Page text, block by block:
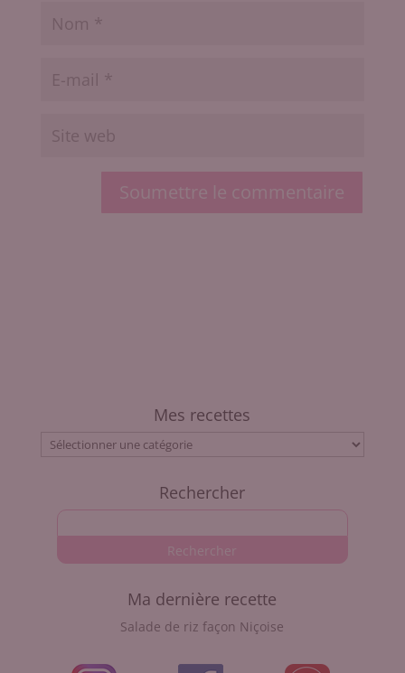
Soumettre le commentaire
Mes recettes
Mes
Rechercher
Ma dernière recette
Salade de riz façon Niçoise